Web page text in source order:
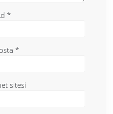
*
*
sitesi